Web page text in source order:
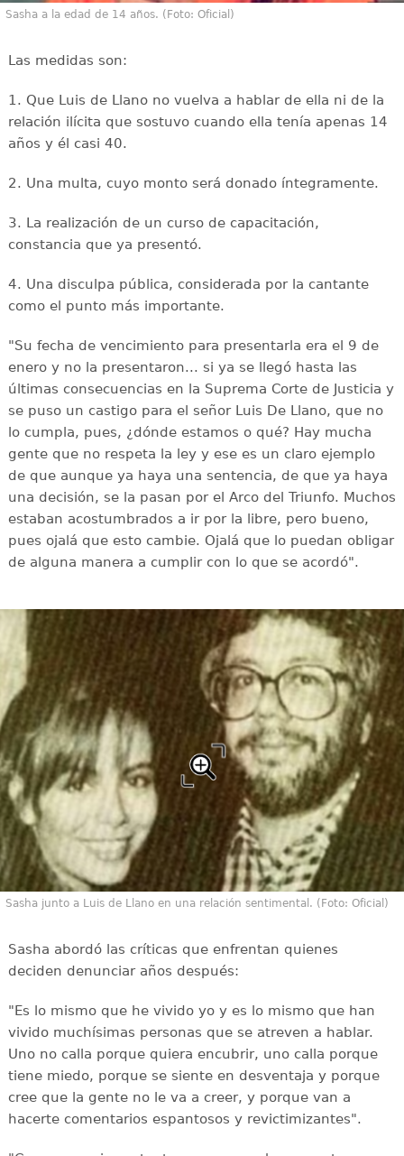
Sasha a la edad de 14 años. (Foto: Oficial)
Las medidas son:
1. Que Luis de Llano no vuelva a hablar de ella ni de la
relación ilícita que sostuvo cuando ella tenía apenas 14
años y él casi 40.
2. Una multa, cuyo monto será donado íntegramente.
3. La realización de un curso de capacitación,
constancia que ya presentó.
4. Una disculpa pública, considerada por la cantante
como el punto más importante.
"Su fecha de vencimiento para presentarla era el 9 de
enero y no la presentaron... si ya se llegó hasta las
últimas consecuencias en la Suprema Corte de Justicia y
se puso un castigo para el señor Luis De Llano, que no
lo cumpla, pues, ¿dónde estamos o qué? Hay mucha
gente que no respeta la ley y ese es un claro ejemplo
de que aunque ya haya una sentencia, de que ya haya
una decisión, se la pasan por el Arco del Triunfo. Muchos
estaban acostumbrados a ir por la libre, pero bueno,
pues ojalá que esto cambie. Ojalá que lo puedan obligar
de alguna manera a cumplir con lo que se acordó".
Sasha junto a Luis de Llano en una relación sentimental. (Foto: Oficial)
Sasha abordó las críticas que enfrentan quienes
deciden denunciar años después:
"Es lo mismo que he vivido yo y es lo mismo que han
vivido muchísimas personas que se atreven a hablar.
Uno no calla porque quiera encubrir, uno calla porque
tiene miedo, porque se siente en desventaja y porque
cree que la gente no le va a creer, y porque van a
hacerte comentarios espantosos y revictimizantes".